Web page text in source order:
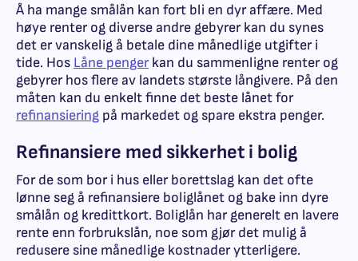
Å ha mange smålån kan fort bli en dyr affære. Med
høye renter og diverse andre gebyrer kan du synes
det er vanskelig å betale dine månedlige utgifter i
tide. Hos Låne penger kan du sammenligne renter og
gebyrer hos flere av landets største långivere. På den
måten kan du enkelt finne det beste lånet for
refinansiering på markedet og spare ekstra penger.
Refinansiere med sikkerhet i bolig
For de som bor i hus eller borettslag kan det ofte
lønne seg å refinansiere boliglånet og bake inn dyre
smålån og kredittkort. Boliglån har generelt en lavere
rente enn forbrukslån, noe som gjør det mulig å
redusere sine månedlige kostnader ytterligere.